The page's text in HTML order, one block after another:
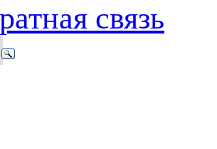
связь